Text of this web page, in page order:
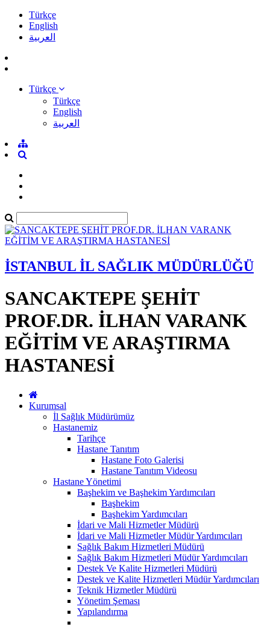
Türkçe
English
العربية
Türkçe
Türkçe
English
العربية
İSTANBUL İL SAĞLIK MÜDÜRLÜĞÜ
SANCAKTEPE ŞEHİT
PROF.DR. İLHAN VARANK
EĞİTİM VE ARAŞTIRMA
HASTANESİ
Kurumsal
İl Sağlık Müdürümüz
Hastanemiz
Tarihçe
Hastane Tanıtım
Hastane Foto Galerisi
Hastane Tanıtım Videosu
Hastane Yönetimi
Başhekim ve Başhekim Yardımcıları
Başhekim
Başhekim Yardımcıları
İdari ve Mali Hizmetler Müdürü
İdari ve Mali Hizmetler Müdür Yardımcıları
Sağlık Bakım Hizmetleri Müdürü
Sağlık Bakım Hizmetleri Müdür Yardımcıları
Destek Ve Kalite Hizmetleri Müdürü
Destek ve Kalite Hizmetleri Müdür Yardımcıları
Teknik Hizmetler Müdürü
Yönetim Şeması
Yapılandırma